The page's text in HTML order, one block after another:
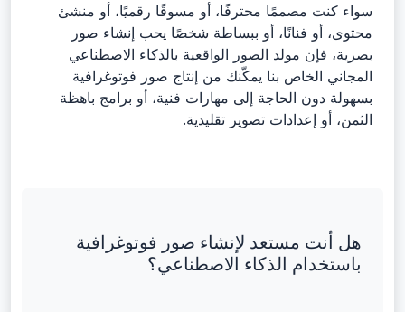
سواء كنت مصممًا محترفًا، أو مسوقًا رقميًا، أو منشئ
محتوى، أو فنانًا، أو ببساطة شخصًا يحب إنشاء صور
بصرية، فإن مولد الصور الواقعية بالذكاء الاصطناعي
المجاني الخاص بنا يمكّنك من إنتاج صور فوتوغرافية
بسهولة دون الحاجة إلى مهارات فنية، أو برامج باهظة
الثمن، أو إعدادات تصوير تقليدية.
هل أنت مستعد لإنشاء صور فوتوغرافية
باستخدام الذكاء الاصطناعي؟